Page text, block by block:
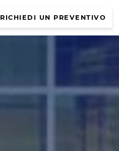
RICHIEDI UN PREVENTIVO